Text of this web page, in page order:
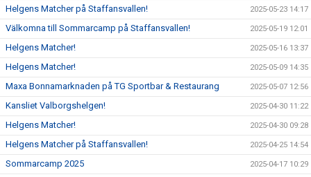
Helgens Matcher på Staffansvallen! 2025-05-23 14:17
Välkomna till Sommarcamp på Staffansvallen! 2025-05-19 12:01
Helgens Matcher! 2025-05-16 13:37
Helgens Matcher! 2025-05-09 14:35
Maxa Bonnamarknaden på TG Sportbar & Restaurang 2025-05-07 12:56
Kansliet Valborgshelgen! 2025-04-30 11:22
Helgens Matcher! 2025-04-30 09:28
Helgens Matcher på Staffansvallen! 2025-04-25 14:54
Sommarcamp 2025 2025-04-17 10:29